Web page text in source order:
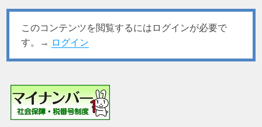
このコンテンツを閲覧するにはログインが必要で
す。→ ログイン